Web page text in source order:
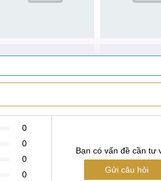
với chúng tôi qua số Hotline dưới
0
0
0
0
Bạn có vấn đề cần tư
Gửi câu hỏi